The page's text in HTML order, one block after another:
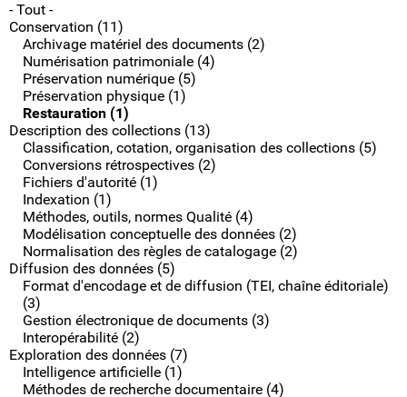
- Tout -
Conservation (11)
Archivage matériel des documents (2)
Numérisation patrimoniale (4)
Préservation numérique (5)
Préservation physique (1)
Restauration (1)
Description des collections (13)
Classification, cotation, organisation des collections (5)
Conversions rétrospectives (2)
Fichiers d'autorité (1)
Indexation (1)
Méthodes, outils, normes Qualité (4)
Modélisation conceptuelle des données (2)
Normalisation des règles de catalogage (2)
Diffusion des données (5)
Format d'encodage et de diffusion (TEI, chaîne éditoriale)
(3)
Gestion électronique de documents (3)
Interopérabilité (2)
Exploration des données (7)
Intelligence artificielle (1)
Méthodes de recherche documentaire (4)